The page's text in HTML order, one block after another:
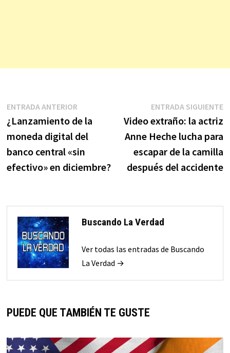
Navegación
de
entradas
ENTRADA ANTERIOREntrada
anterior:
¿Lanzamiento de la
moneda digital del
banco central «sin
efectivo» en diciembre?
ENTRADA SIGUIENTE
Video extraño: la actriz
Anne Heche lucha para
escapar de la camilla
después del accidente
Buscando La Verdad
Ver todas las entradas de Buscando
La Verdad →
PUEDE QUE TAMBIÉN TE GUSTE